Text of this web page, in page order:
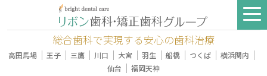
総合歯科で実現する安心の歯科治療
高田馬場 ｜ 王子 ｜ 三鷹 ｜ 川口 ｜ 大宮 ｜ 羽生 ｜ 船橋 ｜ つくば ｜ 横浜関内 ｜
仙台 ｜ 福岡天神